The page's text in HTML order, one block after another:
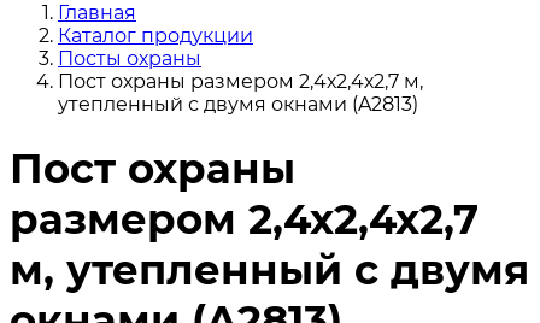
Главная
Каталог продукции
Посты охраны
Пост охраны размером 2,4х2,4х2,7 м,
утепленный с двумя окнами (A2813)
Пост охраны
размером 2,4х2,4х2,7
м, утепленный с двумя